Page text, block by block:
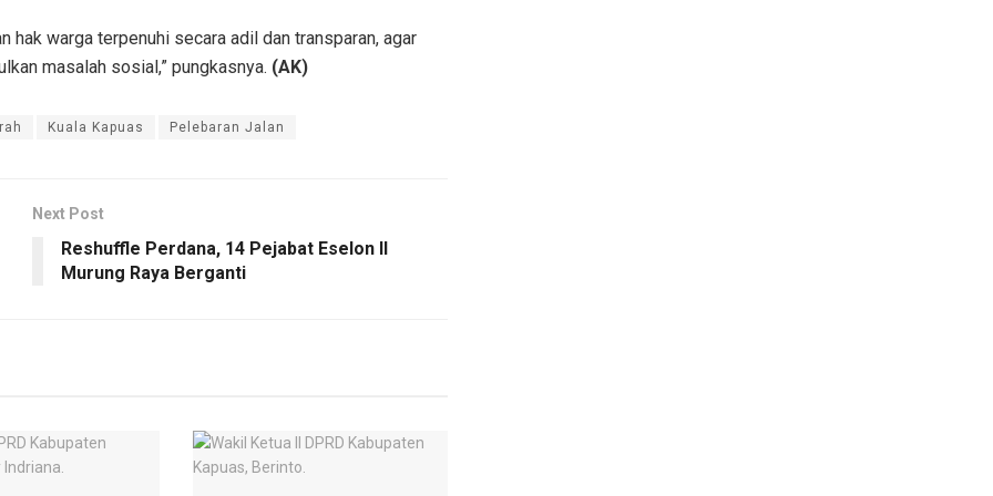
hak warga terpenuhi secara adil dan transparan, agar
masalah sosial,” pungkasnya. (AK)
Kuala Kapuas Pelebaran Jalan
Next Post
Reshuffle Perdana, 14 Pejabat Eselon II
Murung Raya Berganti